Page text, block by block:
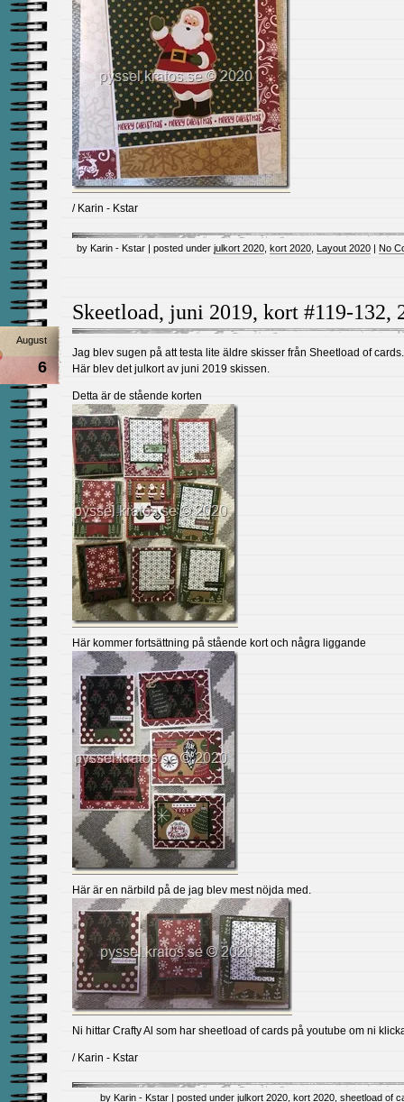
/ Karin - Kstar
by Karin - Kstar | posted under julkort 2020 kort 2020 Layout 2020 | No
Skeetload, juni 2019, kort #119-132,
August
6
Jag blev sugen på att testa lite äldre skisser från Sheetload of cards.
Här blev det julkort av juni 2019 skissen.
Detta är de stående korten
Här kommer fortsättning på stående kort och några liggande
Här är en närbild på de jag blev mest nöjda med.
Ni hittar Crafty Al som har sheetload of cards på youtube om ni
/ Karin - Kstar
by Karin - Kstar | posted under julkort 2020 kort 2020 sheetload of